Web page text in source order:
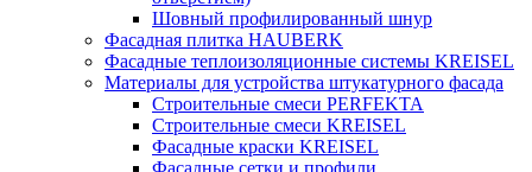
Шовный профилированный шнур
Фасадная плитка HAUBERK
Фасадные теплоизоляционные системы KREISEL
Материалы для устройства штукатурного фасада
Строительные смеси PERFEKTA
Строительные смеси KREISEL
Фасадные краски KREISEL
Фасадные сетки и профили